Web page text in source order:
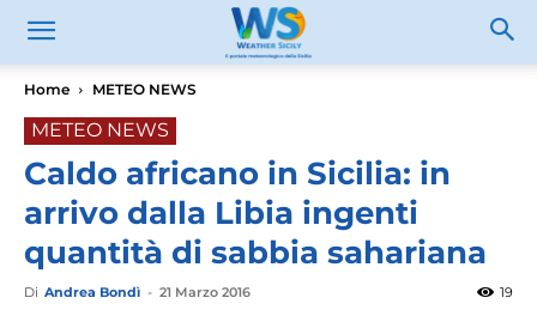
Home METEO NEWS
METEO NEWS
Caldo africano in Sicilia: in
arrivo dalla Libia ingenti
quantità di sabbia sahariana
Di Andrea Bondì - 21 Marzo 2016 19